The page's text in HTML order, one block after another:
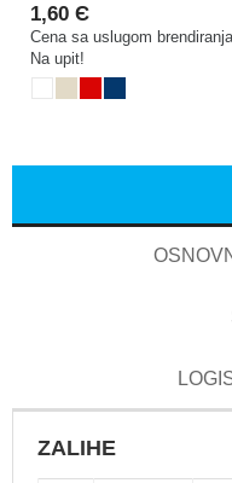
1,60 Є
Cena sa uslugom
Na upit!
ZALIHE